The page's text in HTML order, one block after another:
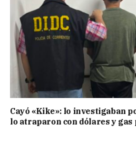
Cayó «Kike»: lo investigaban
lo atraparon con dólares y